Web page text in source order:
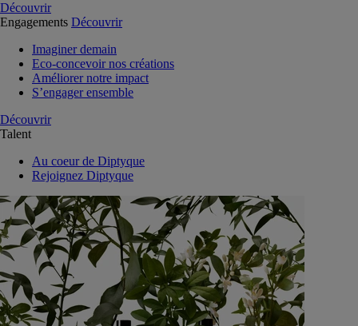
Découvrir
Engagements Découvrir
Imaginer demain
Eco-concevoir nos créations
Améliorer notre impact
S’engager ensemble
Découvrir
Talent
Au coeur de Diptyque
Rejoignez Diptyque